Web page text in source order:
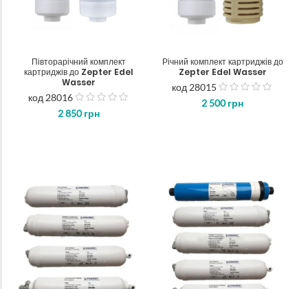
Півторарічний комплект
картриджів до Zepter Edel
Wasser
код 28016
2 850грн
Річний комплект картриджів до
Zepter Edel Wasser
код 28015
2 500грн